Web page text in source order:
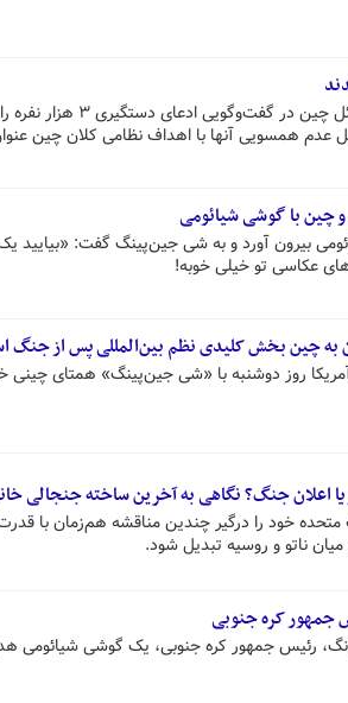
مهرداد علیپور،
عدم همسویی آنها با اهداف نظامی کلان چین
چین با گوشی شیائومی
بیرون آورد و به شی جین‌پینگ گفت: «بیایید
عکاسی تو خیلی خوبه!
به چین بخش کلیدی نظم بین‌المللی پس از جنگ
روز دوشنبه با «شی جین‌پینگ» همتای
اعلان جنگ؟ نگاهی به آخرین ساخته جنجالی
متحده خود را درگیر چندین مناقشه هم‌زمان با
ناتو و روسیه تبدیل شود.
جمهور کره جنوبی
رئیس جمهور کره جنوبی، یک گوشی شیائومی